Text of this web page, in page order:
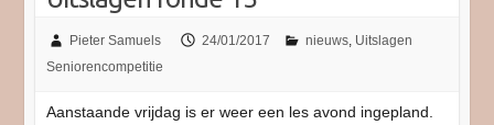
Pieter Samuels 24/01/2017 nieuws, Uitslagen
Seniorencompetitie
Aanstaande vrijdag is er weer een les avond ingepland.